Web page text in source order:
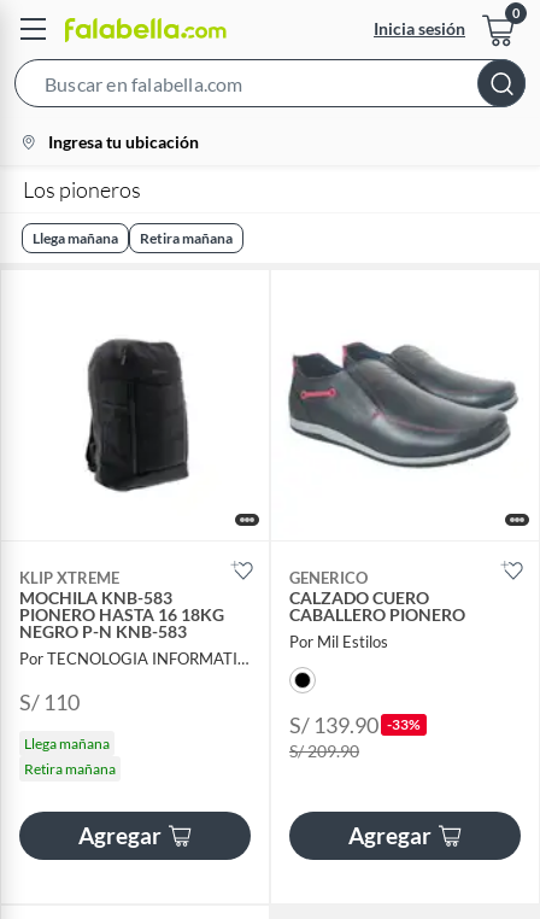
Inicia sesión
Bar
location-
icon
Ingresa tu ubicación
Los pioneros
Llega mañana Retira mañana
KLIP XTREME
MOCHILA KNB-583
PIONERO HASTA 16 18KG
NEGRO P-N KNB-583
Por TECNOLOGIA INFORMATICA Y CONSULTORIA
S/ 110
Llega mañana
Retira mañana
Agregar
GENERICO
CALZADO CUERO
CABALLERO PIONERO
Por Mil Estilos
S/ 139.90 -33%
S/ 209.90
Agregar